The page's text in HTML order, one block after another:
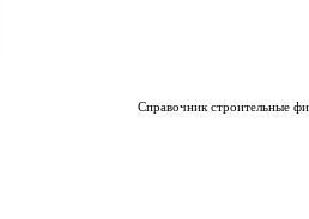
Справочник строительные